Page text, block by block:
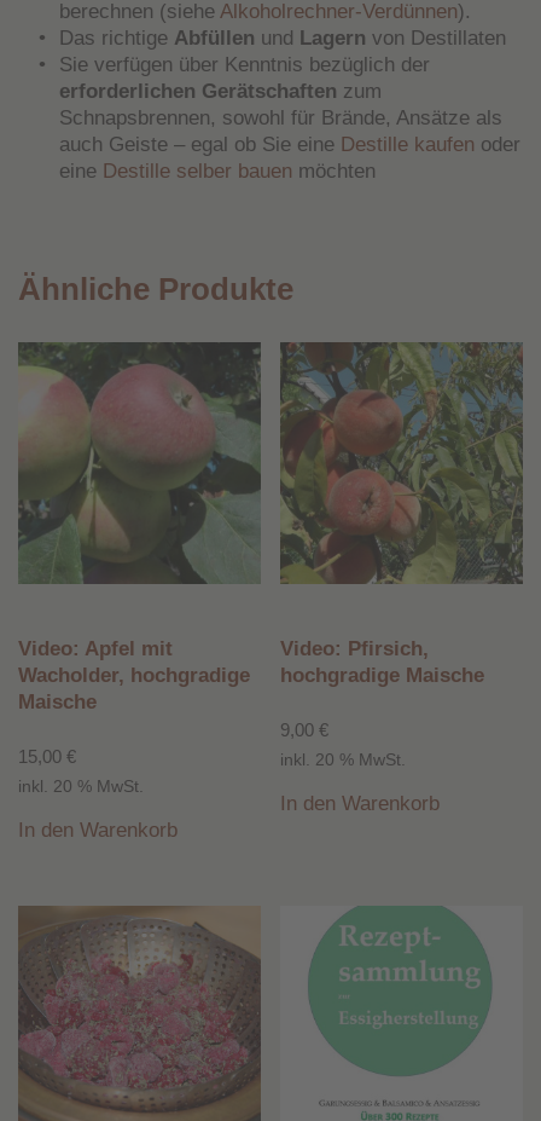
berechnen (siehe Alkoholrechner-Verdünnen).
Das richtige Abfüllen und Lagern von Destillaten
Sie verfügen über Kenntnis bezüglich der
erforderlichen Gerätschaften zum
Schnapsbrennen, sowohl für Brände, Ansätze als
auch Geiste – egal ob Sie eine Destille kaufen oder
eine Destille selber bauen möchten
Ähnliche Produkte
Video: Apfel mit
Wacholder, hochgradige
Maische
15,00 €
inkl. 20 % MwSt.
In den Warenkorb
Video: Pfirsich,
hochgradige Maische
9,00€
inkl. 20 % MwSt.
In den Warenkorb